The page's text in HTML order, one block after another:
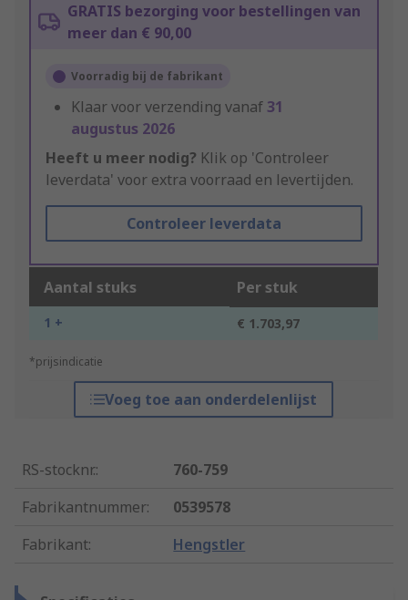
GRATIS bezorging voor bestellingen van
meer dan € 90,00
Voorradig bij de fabrikant
Klaar voor verzending vanaf31
augustus 2026
Heeft u meer nodig? Klik op 'Controleer
leverdata' voor extra voorraad en levertijden.
Controleer leverdata
Aantal stuks Per stuk
1 + € 1.703,97
*prijsindicatie
Voeg toe aan onderdelenlijst
RS-stocknr.:
760-759
Fabrikantnummer:
0539578
Fabrikant: Hengstler